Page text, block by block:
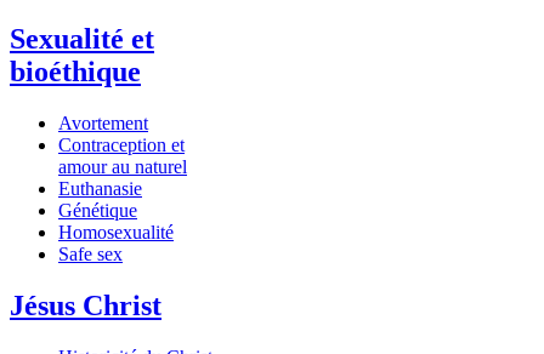
Sexualité et
bioéthique
Avortement
Contraception et
amour au naturel
Euthanasie
Génétique
Homosexualité
Safe sex
Jésus Christ